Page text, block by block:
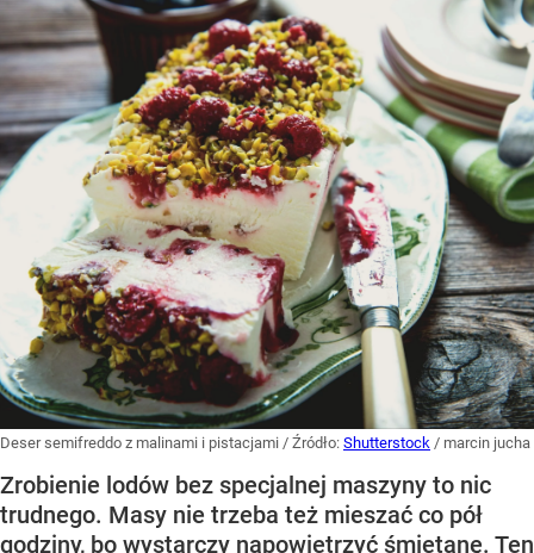
Deser semifreddo z malinami i pistacjami / Źródło: Shutterstock / marcin jucha
Zrobienie lodów bez specjalnej maszyny to nic
trudnego. Masy nie trzeba też mieszać co pół
godziny, bo wystarczy napowietrzyć śmietanę. Ten